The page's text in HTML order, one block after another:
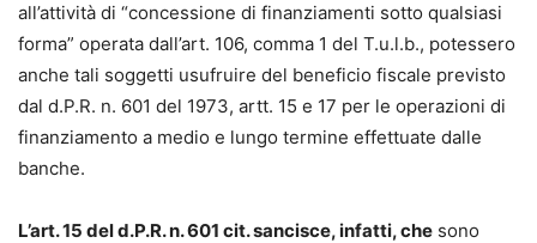
all’attività di “concessione di finanziamenti sotto qualsiasi
forma” operata dall’art. 106, comma 1 del T.u.l.b., potessero
anche tali soggetti usufruire del beneficio fiscale previsto
dal d.P.R. n. 601 del 1973, artt. 15 e 17 per le operazioni di
finanziamento a medio e lungo termine effettuate dalle
banche.
L’art. 15 del d.P.R. n. 601 cit. sancisce, infatti, che sono